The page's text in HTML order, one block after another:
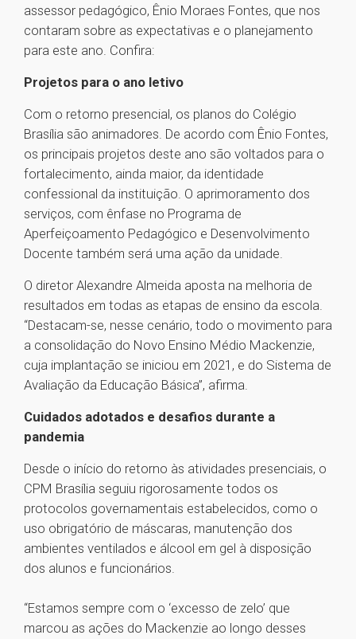
assessor pedagógico, Ênio Moraes Fontes, que nos
contaram sobre as expectativas e o planejamento
para este ano. Confira:
Projetos para o ano letivo
Com o retorno presencial, os planos do Colégio
Brasília são animadores. De acordo com Ênio Fontes,
os principais projetos deste ano são voltados para o
fortalecimento, ainda maior, da identidade
confessional da instituição. O aprimoramento dos
serviços, com ênfase no Programa de
Aperfeiçoamento Pedagógico e Desenvolvimento
Docente também será uma ação da unidade.
O diretor Alexandre Almeida aposta na melhoria de
resultados em todas as etapas de ensino da escola.
“Destacam-se, nesse cenário, todo o movimento para
a consolidação do Novo Ensino Médio Mackenzie,
cuja implantação se iniciou em 2021, e do Sistema de
Avaliação da Educação Básica”, afirma.
Cuidados adotados e desafios durante a
pandemia
Desde o início do retorno às atividades presenciais, o
CPM Brasília seguiu rigorosamente todos os
protocolos governamentais estabelecidos, como o
uso obrigatório de máscaras, manutenção dos
ambientes ventilados e álcool em gel à disposição
dos alunos e funcionários.
“Estamos sempre com o ‘excesso de zelo’ que
marcou as ações do Mackenzie ao longo desses